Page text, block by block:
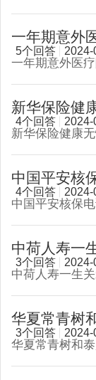
一年期意外
5个回答 2024-
一年期意外医
新华保险健
4个回答 2024-
新华保险健康
中国平安核
4个回答 2024-
中国平安核保
中荷人寿一
3个回答 2024-
中荷人寿一生
华夏常青树
3个回答 2024-
华夏常青树和